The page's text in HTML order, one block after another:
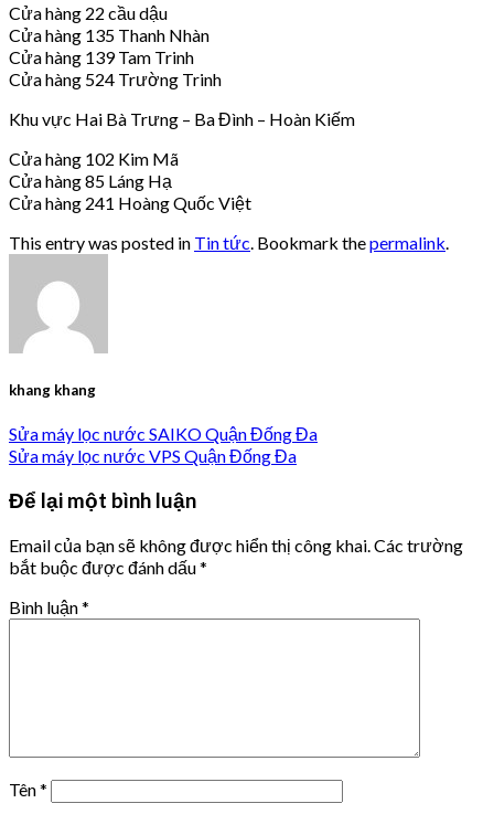
Cửa hàng 22 cầu dậu
Cửa hàng 135 Thanh Nhàn
Cửa hàng 139 Tam Trinh
Cửa hàng 524 Trường Trinh
Khu vực Hai Bà Trưng – Ba Đình – Hoàn Kiếm
Cửa hàng 102 Kim Mã
Cửa hàng 85 Láng Hạ
Cửa hàng 241 Hoàng Quốc Việt
This entry was posted in Tin tức . Bookmark thepermalink
khang khang
Sửa máy lọc nước SAIKO Quận Đống Đa
Sửa máy lọc nước VPS Quận Đống Đa
Để lại một bình luận
Email của bạn sẽ không được hiển thị công khai. Các trường
bắt buộc được đánh dấu*
Bình luận*
Tên*